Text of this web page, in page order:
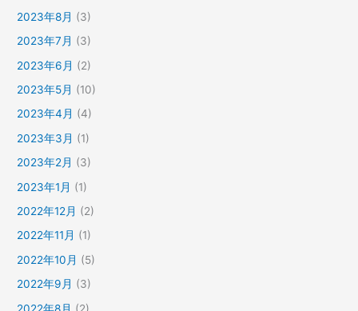
2023年8月 (3)
2023年7月 (3)
2023年6月 (2)
2023年5月 (10)
2023年4月 (4)
2023年3月 (1)
2023年2月 (3)
2023年1月 (1)
2022年12月 (2)
2022年11月 (1)
2022年10月 (5)
2022年9月 (3)
2022年8月 (2)